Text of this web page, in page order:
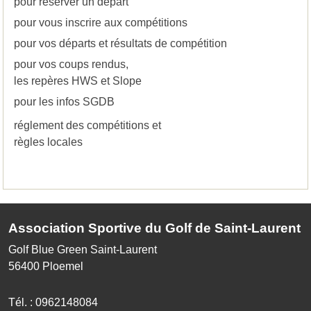
pour vous inscrire aux compétitions
pour vos départs et résultats de compétition
pour vos coups rendus,
les repères HWS et Slope
pour les infos SGDB
réglement des compétitions et
règles locales
Association Sportive du Golf de Saint-Laurent
Golf Blue Green Saint-Laurent
56400 Ploemel
Tél. : 0962148084